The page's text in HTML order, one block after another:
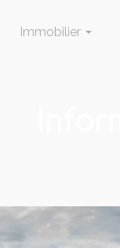
Immobilier